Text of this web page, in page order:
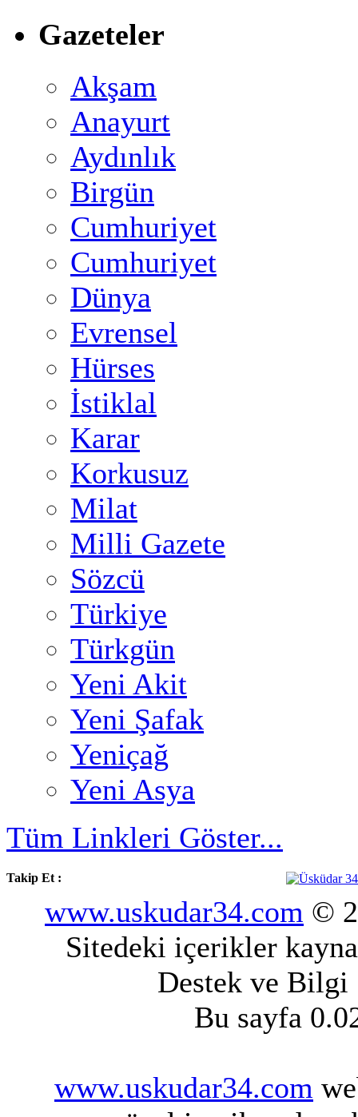
Gazeteler
Akşam
Anayurt
Aydınlık
Birgün
Cumhuriyet
Cumhuriyet
Dünya
Evrensel
Hürses
İstiklal
Karar
Korkusuz
Milat
Milli Gazete
Sözcü
Türkiye
Türkgün
Yeni Akit
Yeni Şafak
Yeniçağ
Yeni Asya
Tüm Linkleri Göster...
Takip Et :
www.uskudar34.com ©
Sitedeki içerikler
Destek ve
Bu sayfa
www.uskudar34.com